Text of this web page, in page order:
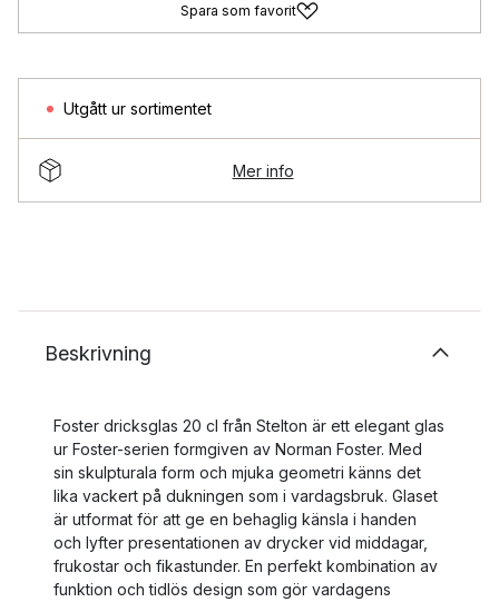
Spara som favorit
Utgått ur sortimentet
Mer info
Beskrivning
Foster dricksglas 20 cl från Stelton är ett elegant glas
ur Foster-serien formgiven av Norman Foster. Med
sin skulpturala form och mjuka geometri känns det
lika vackert på dukningen som i vardagsbruk. Glaset
är utformat för att ge en behaglig känsla i handen
och lyfter presentationen av drycker vid middagar,
frukostar och fikastunder. En perfekt kombination av
funktion och tidlös design som gör vardagens